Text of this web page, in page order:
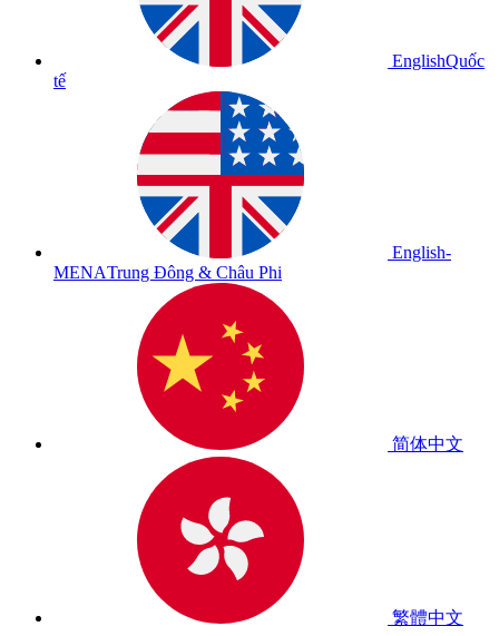
EnglishQuốc
tế
English-
MENATrung Đông & Châu Phi
简体中文
繁體中文